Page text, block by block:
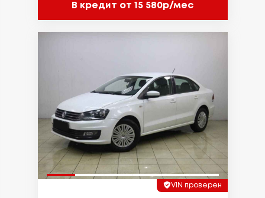
В кредит от 15 580р/мес
VIN проверен